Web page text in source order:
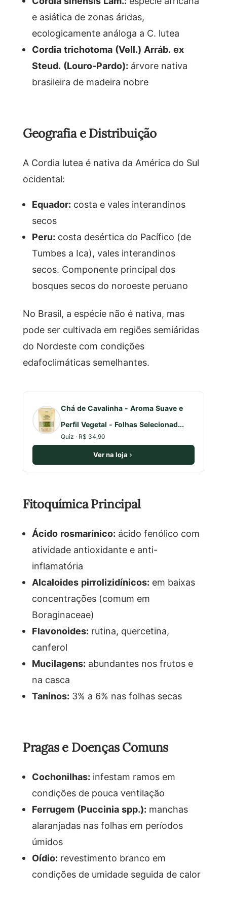
e asiática de zonas áridas,
ecologicamente análoga a C. lutea
Cordia trichotoma (Vell.) Arráb. ex
Steud. (Louro-Pardo): árvore nativa
brasileira de madeira nobre
Geografia e Distribuição
A Cordia lutea é nativa da América do Sul
ocidental:
Equador: costa e vales interandinos
secos
Peru: costa desértica do Pacífico (de
Tumbes a Ica), vales interandinos
secos. Componente principal dos
bosques secos do noroeste peruano
No Brasil, a espécie não é nativa, mas
pode ser cultivada em regiões semiáridas
do Nordeste com condições
edafoclimáticas semelhantes.
Chá de Cavalinha - Aroma Suave e
Perfil Vegetal - Folhas Selecionad...
Quiz · R$ 34,90
Ver na loja
Fitoquímica Principal
Ácido rosmarínico: ácido fenólico com
atividade antioxidante e anti-
inflamatória
Alcaloides pirrolizidínicos: em baixas
concentrações (comum em
Boraginaceae)
Flavonoides: rutina, quercetina,
canferol
Mucilagens: abundantes nos frutos e
na casca
Taninos: 3% a 6% nas folhas secas
Pragas e Doenças Comuns
Cochonilhas: infestam ramos em
condições de pouca ventilação
Ferrugem (Puccinia spp.): manchas
alaranjadas nas folhas em períodos
úmidos
Oídio: revestimento branco em
condições de umidade seguida de calor